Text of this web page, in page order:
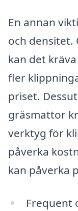
En annan
och densitet.
kan det
fler
priset.
gräsmattor
verktyg för
påverka
kan påverka
Frequent